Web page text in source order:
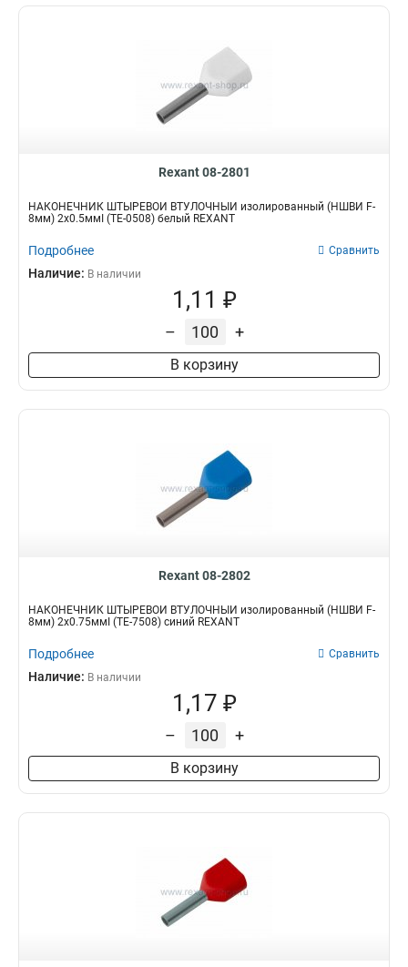
Rexant 08-2801
НАКОНЕЧНИК ШТЫРЕВОЙ ВТУЛОЧНЫЙ изолированный (НШВИ F-
8мм) 2х0.5ммІ (TE-0508) белый REXANT
Подробнее Сравнить
Наличие: В наличии
1,11 ₽
– +
В корзину
Rexant 08-2802
НАКОНЕЧНИК ШТЫРЕВОЙ ВТУЛОЧНЫЙ изолированный (НШВИ F-
8мм) 2х0.75ммІ (TE-7508) синий REXANT
Подробнее Сравнить
Наличие: В наличии
1,17 ₽
– +
В корзину